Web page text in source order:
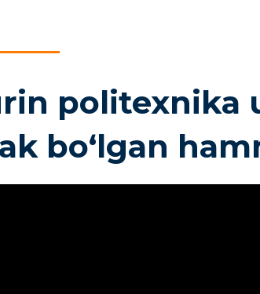
politexnika
boʻlgan